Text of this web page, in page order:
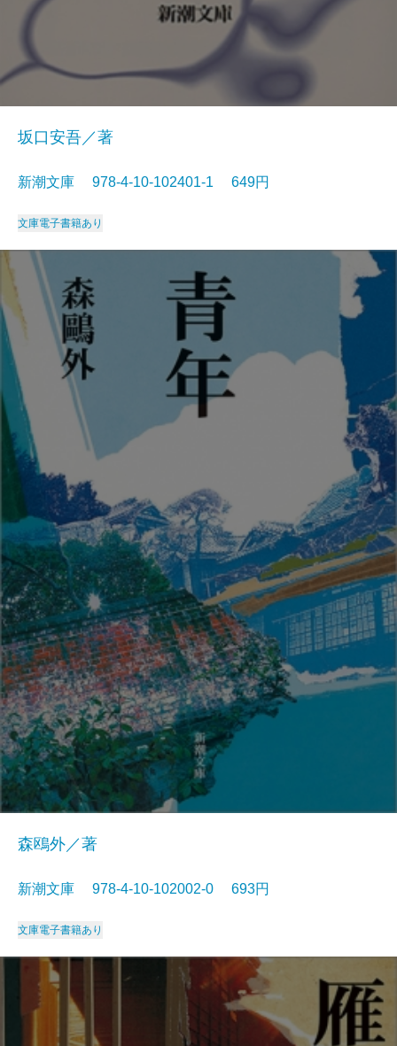
坂口安吾／著
新潮文庫 978-4-10-102401-1 649円
文庫電子書籍あり
森鴎外／著
新潮文庫 978-4-10-102002-0 693円
文庫電子書籍あり